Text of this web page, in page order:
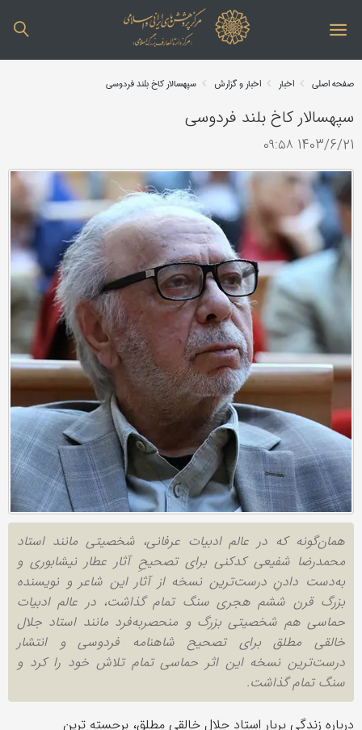
صفحه اصلی اخبار اخبار و گزارش سپهسالار کاخ بلند فردوسی
سپهسالار کاخ بلند فردوسی
1403/6/21 ۰۹:۵۸
همان‌گونه که در عالم ادبیات عرفانی، شخصیتی مانند استاد
محمدرضا شفیعی کدکنی برای تصحیحِ آثار عطار نیشابوری و
به‌دست دادنِ درست‌ترین نسخه از آثار این شاعر و نویسنده
بزرگ قرن ششم هجری سنگ تمام گذاشت، در عالم ادبیات
حماسی هم شخصیتی بزرگ و منحصربه‌فرد مانند استاد جلال
خالقی مطلق برای تصحیح شاهنامه فردوسی و انتشار
درست‌ترین نسخه این اثر حماسی تمام تلاش خود را کرد و
سنگ تمام گذاشت.
درباره زندگی پربار استاد جلال خالقی مطلق، برجسته ترین